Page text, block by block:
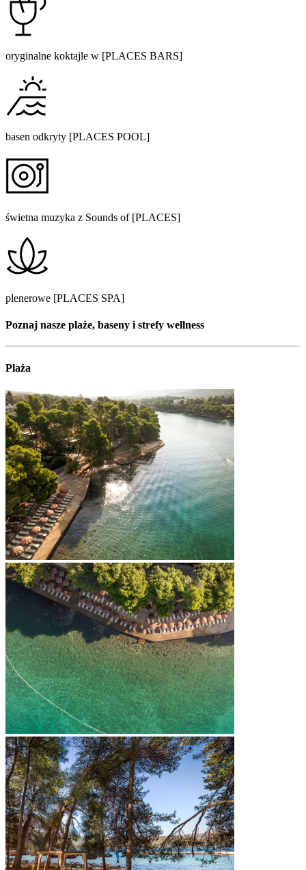
oryginalne koktajle w [PLACES BARS]
basen odkryty [PLACES POOL]
świetna muzyka z Sounds of [PLACES]
plenerowe [PLACES SPA]
Poznaj nasze plaże, baseny i strefy wellness
Plaża